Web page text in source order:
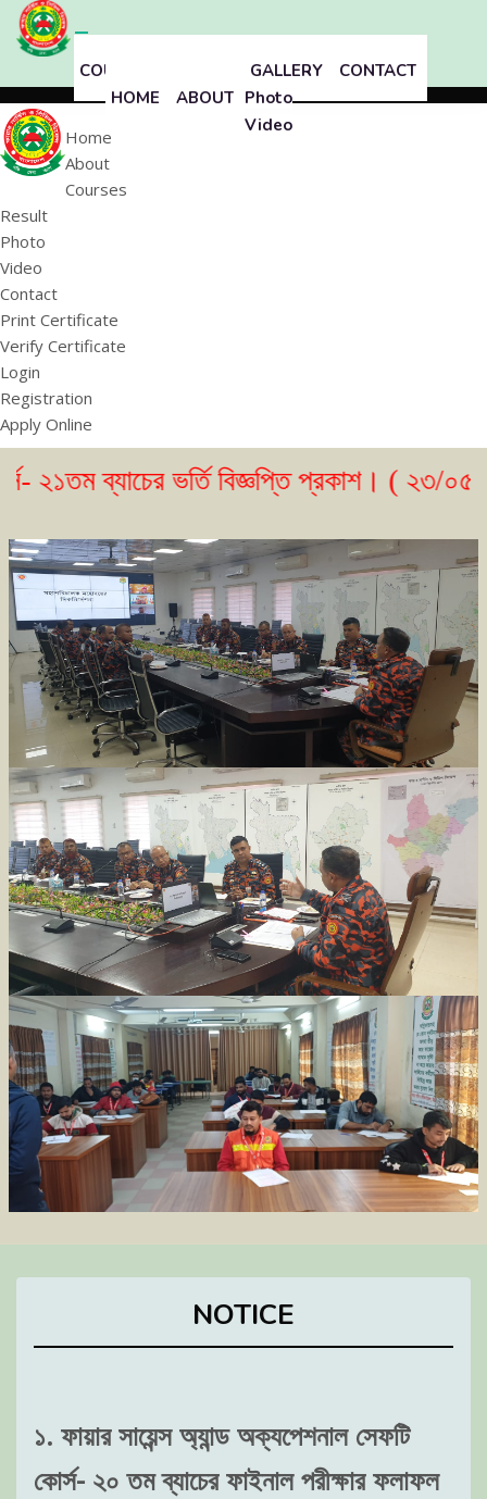
CONTACT
GALLERY
Photo
Video
COURSES
ABOUT
HOME
Home
About
Courses
Result
Photo
Video
Contact
Print Certificate
Verify Certificate
Login
Registration
Apply Online
ব্যাচের ভর্তি বিজ্ঞপ্তি প্রকাশ। ( ২৩/০৫/২০২৬ )
NOTICE
১. ফায়ার সায়েন্স অ্যান্ড অক্যপেশনাল সেফটি
কোর্স- ২০ তম ব্যাচের ফাইনাল পরীক্ষার ফলাফল